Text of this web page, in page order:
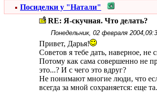
Посиделки у "Натали"
RE: Я-скучная. Что делать?
Понедельник, 02 февраля
Привет, Дарья!
Советов я тебе дать, наверное, не
Потому как сама совершенно не
это...? И с чего это вдруг?
Не понимают многие люди, что
всегда за мной сохраняется: еще